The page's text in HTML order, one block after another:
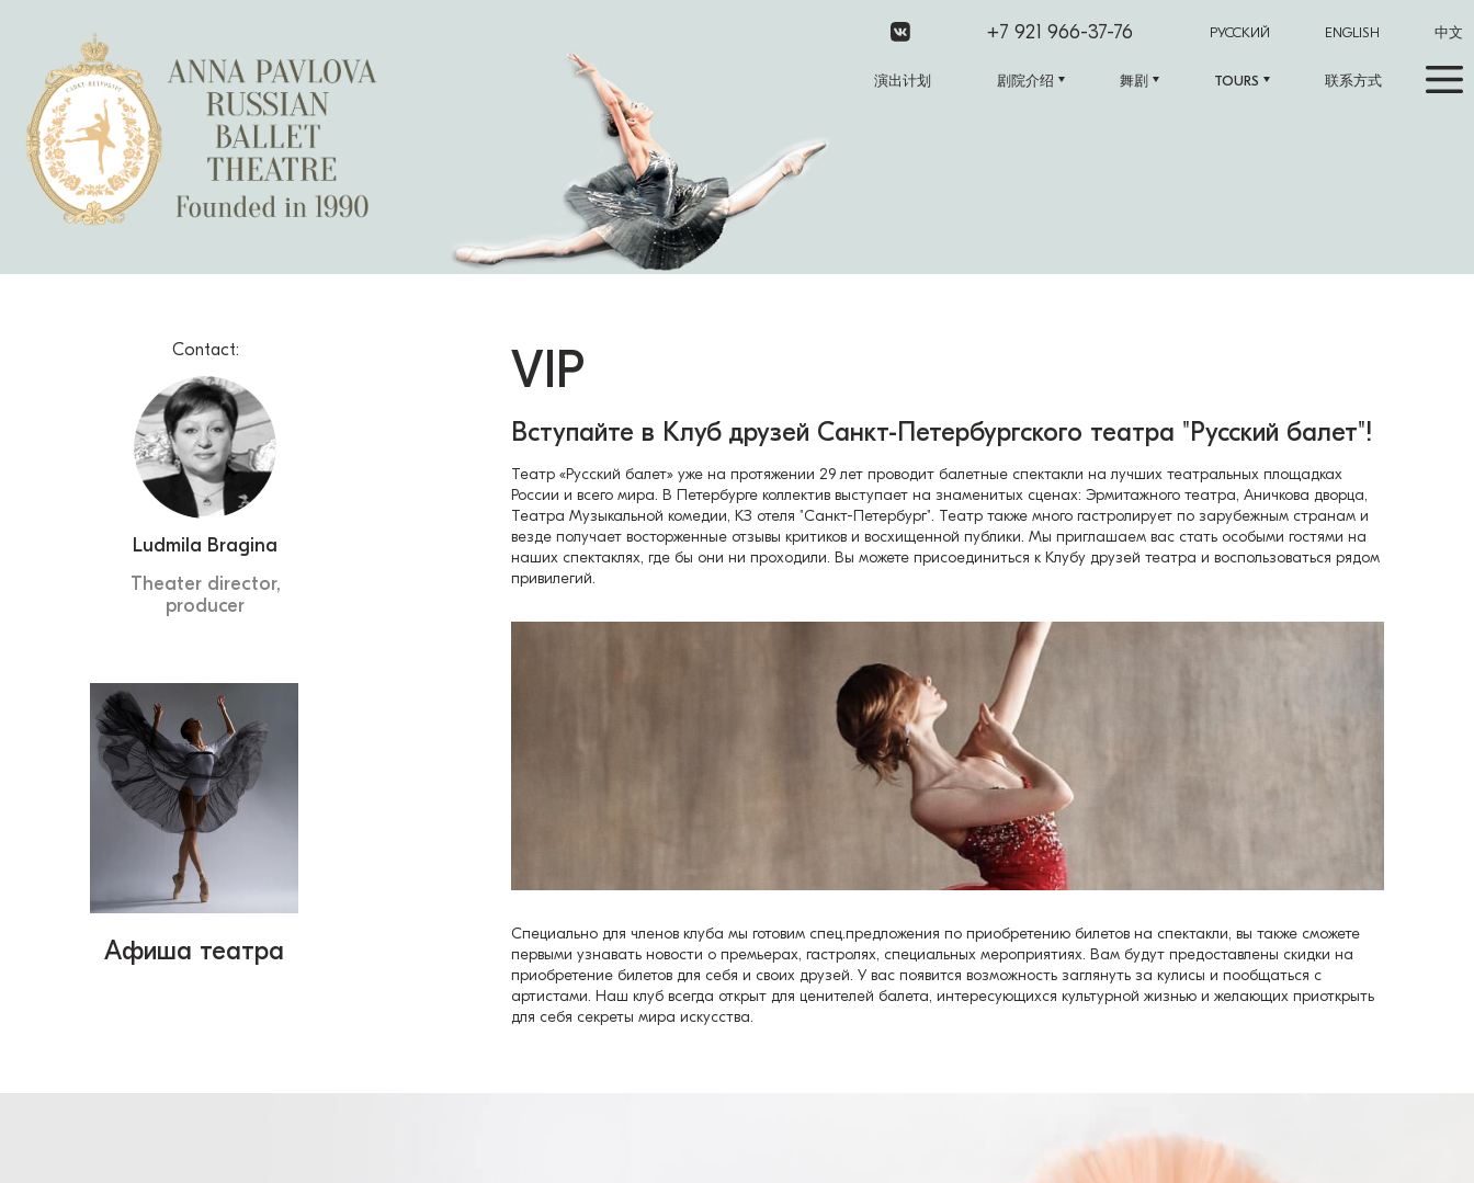
+7 921 966-37-76 РУССКИЙ ENGLISH 中文
演出计划 剧院介绍 舞剧 TOURS 联系方式
Contact:
Ludmila Bragina
Theater director,
producer
Афиша театра
VIP
Вступайте в Клуб друзей Санкт-Петербургского театра "Русский балет"!
Театр «Русский балет» уже на протяжении 29 лет проводит балетные спектакли на лучших театральных площадках
России и всего мира. В Петербурге коллектив выступает на знаменитых сценах: Эрмитажного театра, Аничкова дворца,
Театра Музыкальной комедии, КЗ отеля "Санкт-Петербург". Театр также много гастролирует по зарубежным странам и
везде получает восторженные отзывы критиков и восхищенной публики. Мы приглашаем вас стать особыми гостями на
наших спектаклях, где бы они ни проходили. Вы можете присоединиться к Клубу друзей театра и воспользоваться рядом
привилегий.
Специально для членов клуба мы готовим спец.предложения по приобретению билетов на спектакли, вы также сможете
первыми узнавать новости о премьерах, гастролях, специальных мероприятиях. Вам будут предоставлены скидки на
приобретение билетов для себя и своих друзей. У вас появится возможность заглянуть за кулисы и пообщаться с
артистами. Наш клуб всегда открыт для ценителей балета, интересующихся культурной жизнью и желающих приоткрыть
для себя секреты мира искусства.